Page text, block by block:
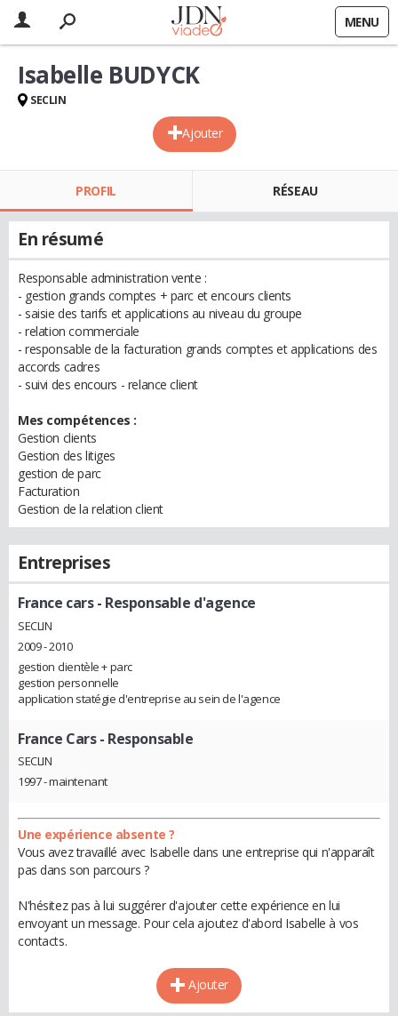
MENU
Ajouter
Isabelle BUDYCK
SECLIN
PROFIL RÉSEAU
En résumé
Responsable administration vente :
- gestion grands comptes + parc et encours clients
- saisie des tarifs et applications au niveau du groupe
- relation commerciale
- responsable de la facturation grands comptes et applications des
accords cadres
- suivi des encours - relance client
Mes compétences :
Gestion clients
Gestion des litiges
gestion de parc
Facturation
Gestion de la relation client
Entreprises
France cars- Responsable d'agence
SECLIN
2009 - 2010
gestion clientèle + parc
gestion personnelle
application statégie d'entreprise au sein de l'agence
France Cars- Responsable
SECLIN
1997 - maintenant
Une expérience absente ?
Vous avez travaillé avec Isabelle dans une entreprise qui n'apparaît
pas dans son parcours ?
N'hésitez pas à lui suggérer d'ajouter cette expérience en lui
envoyant un message. Pour cela ajoutez d'abord Isabelle à vos
contacts.
Ajouter